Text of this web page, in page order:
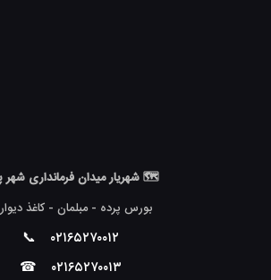
🗺 شهریار میدان فرمانداری شهر
بورس پرده - مبلمان - کاغذ
۰۲۱۶۵۲۷۰۰۱۲ 📞
۰۲۱۶۵۲۷۰۰۱۳ ☎